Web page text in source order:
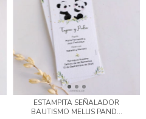
ESTAMPITA SEÑALADOR
BAUTISMO MELLIS PAND...